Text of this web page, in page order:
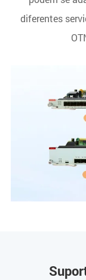
diferentes